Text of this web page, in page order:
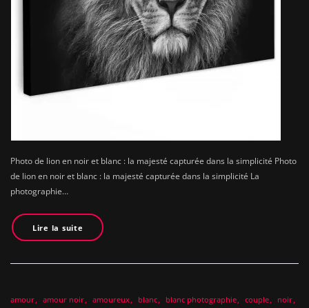
Photo de lion en noir et blanc : la majesté capturée dans la simplicité Photo
de lion en noir et blanc : la majesté capturée dans la simplicité La
photographie…
Lire la suite
amour amour noir amoureux blanc blanc photographie couple
noir